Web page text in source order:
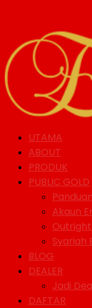
UTAMA
ABOUT
PRODUK
PUBLIC GOLD
Akaun
Syariah
BLOG
DEALER
Jadi
DAFTAR